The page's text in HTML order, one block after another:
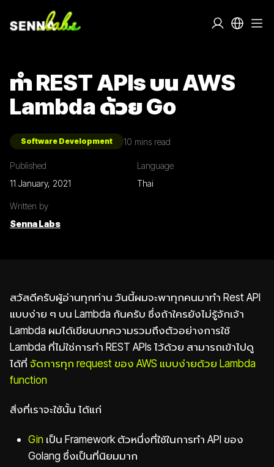
ทำ REST APIs บน AWS
Lambda ด้วย Go
Software Development 10 mins read
Published
11 January, 2021
Language
Thai
Written by
Senna Labs
สวัสดีครับผู้อ่านทุกท่าน วันนี้ผมจะพาทุกคนมาทำ Rest API
แบบง่าย ๆ บน Lambda กันครับ ซึ่งถ้าใครยังไม่รู้จักเจ้า
Lambda ผมได้เขียนบทความรวมถึงตัวอย่างการใช้
Lambda ที่ไม่ใช่การทำ REST APIs ไว้ด้วย สามารถเข้าไปดู
ได้ที่ จัดการทุก request ของ AWS แบบง่ายด้วย Lambda
function
สิ่งที่เราจะใช้นั้น ได้แก่
Ginเป็น Framework ตัวหนึ่งที่ใช้ในการทำ API ของ
Golang ซึ่งเป็นที่นิยมมาก